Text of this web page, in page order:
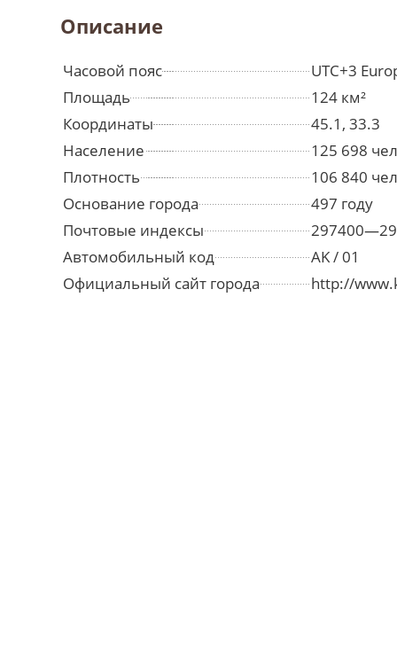
Описание
Часовой пояс
UTC+3
Площадь
124 км²
Координаты
45.1, 33.3
Население
125 698
Плотность
106 840
Основание города
497 году
Почтовые индексы
Автомобильный код
AK / 01
Официальный сайт города
http://